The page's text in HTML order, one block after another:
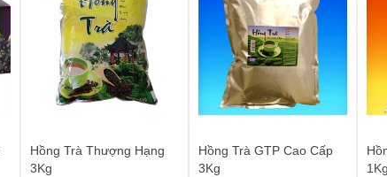
Hồng Trà Thượng Hạng
3Kg
Hồng Trà GTP Cao Cấp
3Kg
1Kg